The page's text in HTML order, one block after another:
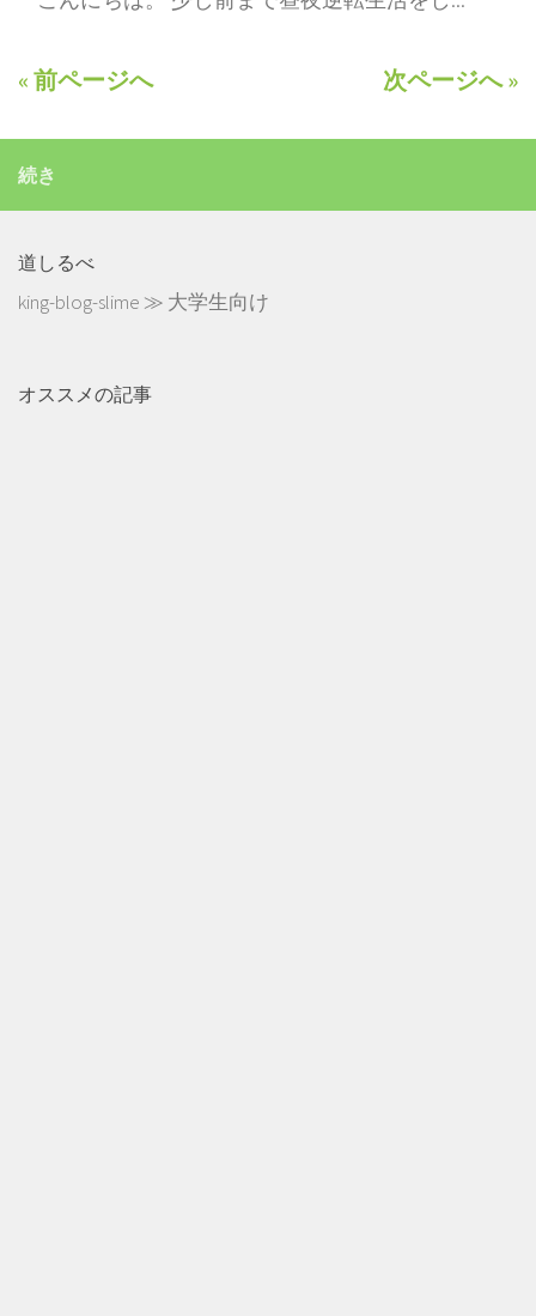
« 前ページへ 次ページへ »
続き
道しるべ
king-blog-slime ≫ 大学生向け
オススメの記事